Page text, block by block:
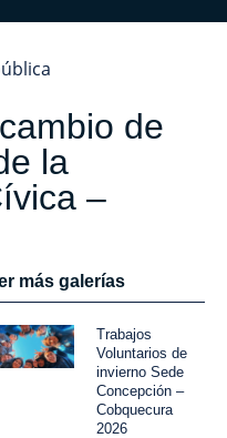
de
la
–
más galerías
Trabajos
Voluntarios de
invierno Sede
Concepción –
Cobquecura
2026